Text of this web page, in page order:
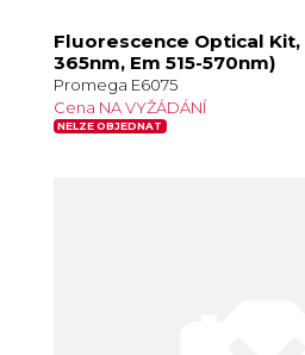
Fluorescence Optical Kit,
365nm, Em 515-570nm)
Promega E6075
Cena NA VYŽÁDÁNÍ
NELZE OBJEDNAT